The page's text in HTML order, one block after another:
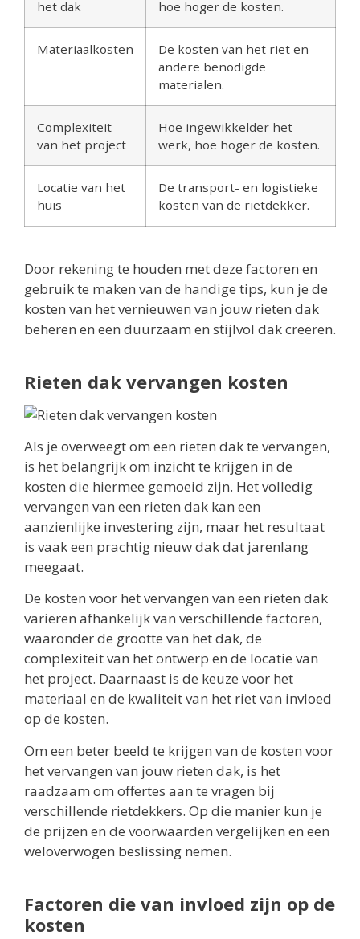
het dak
hoe hoger de kosten.
Materiaalkosten
De kosten van het riet en
andere benodigde
materialen.
Complexiteit
van het project
Hoe ingewikkelder het
werk, hoe hoger de kosten.
Locatie van het
huis
De transport- en logistieke
kosten van de rietdekker.
Door rekening te houden met deze factoren en
gebruik te maken van de handige tips, kun je de
kosten van het vernieuwen van jouw rieten dak
beheren en een duurzaam en stijlvol dak creëren.
Rieten dak vervangen kosten
Als je overweegt om een rieten dak te vervangen,
is het belangrijk om inzicht te krijgen in de
kosten die hiermee gemoeid zijn. Het volledig
vervangen van een rieten dak kan een
aanzienlijke investering zijn, maar het resultaat
is vaak een prachtig nieuw dak dat jarenlang
meegaat.
De kosten voor het vervangen van een rieten dak
variëren afhankelijk van verschillende factoren,
waaronder de grootte van het dak, de
complexiteit van het ontwerp en de locatie van
het project. Daarnaast is de keuze voor het
materiaal en de kwaliteit van het riet van invloed
op de kosten.
Om een beter beeld te krijgen van de kosten voor
het vervangen van jouw rieten dak, is het
raadzaam om offertes aan te vragen bij
verschillende rietdekkers. Op die manier kun je
de prijzen en de voorwaarden vergelijken en een
weloverwogen beslissing nemen.
Factoren die van invloed zijn op de
kosten